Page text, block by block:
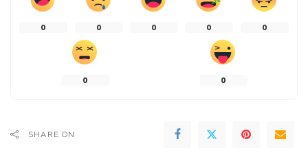
0 0 0 0 0
0 0
SHARE ON